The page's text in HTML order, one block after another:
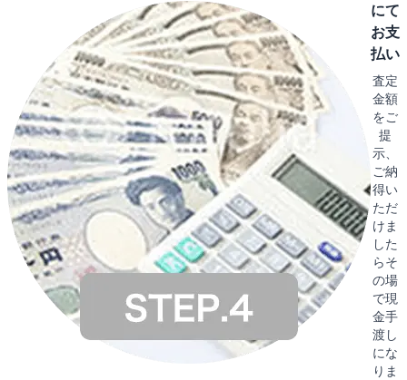
にて
お支
払い
査定
金額
をご
提
示、
ご納
得い
ただ
けま
した
らそ
の場
で現
金手
渡し
にな
りま